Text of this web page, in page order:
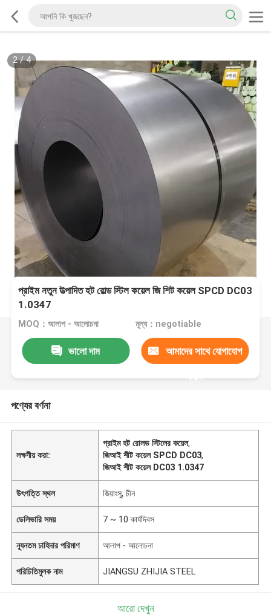
2/4
প্রাইম নতুন উত্পাদিত হট রোল্ড স্টিল কয়েল জি শিট কয়েল SPCD DC03
1.0347
MOQ：আলাপ - আলোচনা মূল্য：negotiable
ভালো দাম আমাদের সাথে যোগাযোগ
করুন
পণ্যের বর্ণনা
লক্ষণীয় করা:
প্রাইম হট রোলড স্টিলের কয়েল,
জিআই শীট কয়েল SPCD DC03,
জিআই শীট কয়েল DC03 1.0347
উৎপত্তি স্থল জিয়াংসু, চীন
ডেলিভারি সময় 7 ~ 10 কার্যদিবস
ন্যূনতম চাহিদার পরিমাণ আলাপ - আলোচনা
পরিচিতিমুলক নাম JIANGSU ZHIJIA STEEL
আরো দেখুন